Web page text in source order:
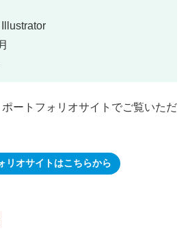
ートフォリオサイトでご覧いただ
リオサイトはこちらから